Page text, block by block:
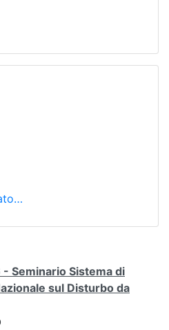
Seminario Sistema di
sul Disturbo da